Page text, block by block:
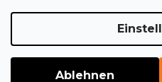
Ablehnen
Erstellt von